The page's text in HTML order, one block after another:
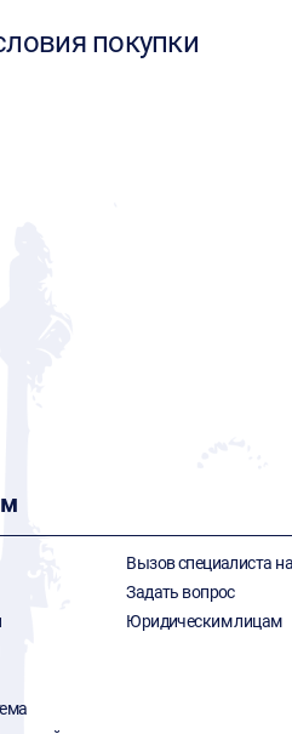
покупки
Вызов специалиста
Задать вопрос
Юридическим лицам